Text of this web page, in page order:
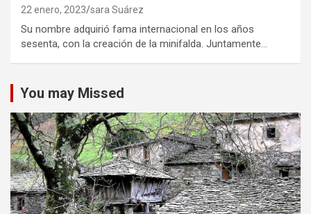
22 enero, 2023 sara Suárez
Su nombre adquirió fama internacional en los años
sesenta, con la creación de la minifalda. Juntamente…
You may Missed